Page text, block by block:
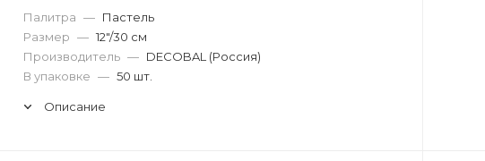
Палитра — Пастель
Размер — 12"/30 см
Производитель — DECOBAL (Россия)
В упаковке — 50 шт.
Описание